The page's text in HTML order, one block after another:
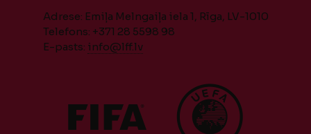
Adrese: Emiļa Melngaiļa iela 1, Rīga, LV-1010
Telefons: +371 28 5598 98
E-pasts: info@lff.lv